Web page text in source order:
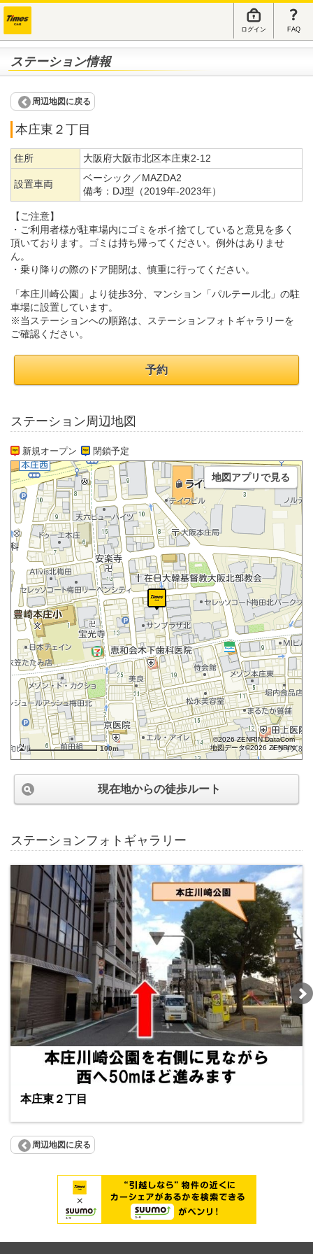
ログイン FAQ
ステーション情報
周辺地図に戻る
本庄東２丁目
住所 大阪府大阪市北区本庄東2-12
設置車両
ベーシック／MAZDA2
備考： DJ型（2019年-2023年）
【ご注意】
・ご利用者様が駐車場内にゴミをポイ捨てしていると意見を多く
頂いております。ゴミは持ち帰ってください。例外はありませ
ん。
・乗り降りの際のドア開閉は、慎重に行ってください。
「本庄川崎公園」より徒歩3分、マンション「パルテール北」の駐
車場に設置しています。
※当ステーションへの順路は、ステーションフォトギャラリーを
ご確認ください。
予約
ステーション周辺地図
新規オープン 閉鎖予定
100m
©2026 ZENRIN DataCom
地図データ©2026 ZENRIN
地図アプリで見る
現在地からの徒歩ルート
ステーションフォトギャラリー
本庄東２丁目
周辺地図に戻る